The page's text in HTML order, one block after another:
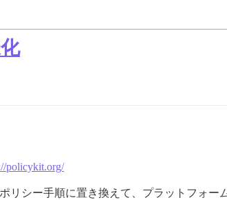
policykit.org/
リシー手順に置き換えて、プラットフォー